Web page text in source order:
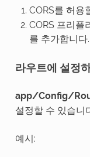
CORS를 허용
CORS 프리플
를 추가합니다.
라우트에 설정
app/Config/
설정할 수 있습니
예시: